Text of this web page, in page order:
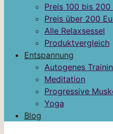
Preis 100 bis 200
Preis über 200
Alle Relaxsessel
Produktvergleich
Entspannung
Autogenes
Meditation
Progressive
Yoga
Blog